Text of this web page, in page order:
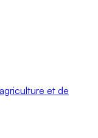
et de